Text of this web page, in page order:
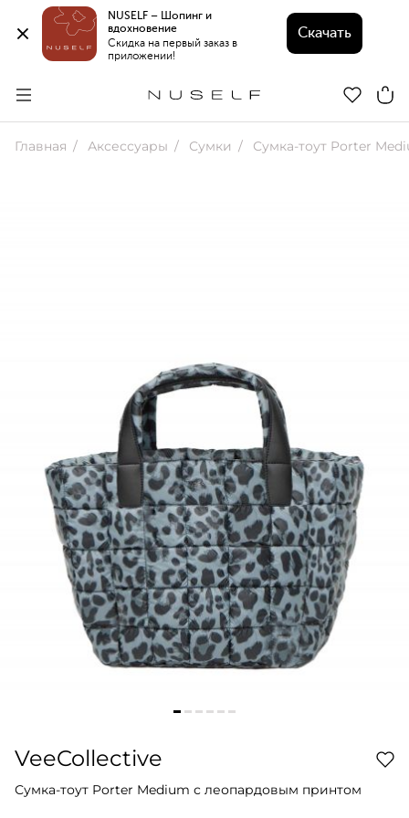
NUSELF – Шопинг и
вдохновение
Скидка на первый заказ в
приложении!
Скачать
Главная Аксессуары Сумки Сумка-тоут Porter Medium с
VeeCollective
Сумка-тоут Porter Medium с леопардовым принтом